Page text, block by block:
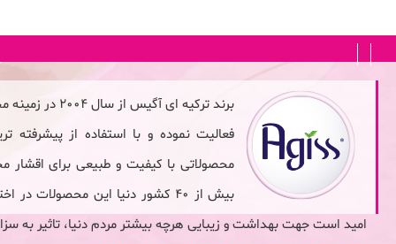
برند ترکیه ای
فعالیت نموده و با استفاده از پیشرفته
محصولاتی با کیفیت و طبیعی برای
بیش از 40 کشور دنیا این محصولات
امید است جهت بهداشت و زیبایی هرچه بیشتر مردم دنیا، تاثیر به